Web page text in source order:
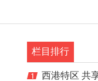
2018中国烘干创新大会
基流工程设计项目
栏目排行
西港特区 共